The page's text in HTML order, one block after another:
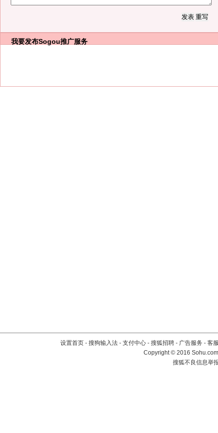
我要发布Sogou推广服务
设置首页 - 搜狗输入法 - 支付中心 - 搜狐招聘 - 广告服务 - 客
Copyright©2016
搜狐不良信息举